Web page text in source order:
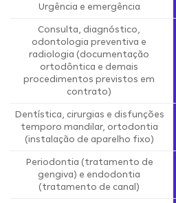
Urgência e emergência
Consulta, diagnóstico,
odontologia preventiva e
radiologia (documentação
ortodôntica e demais
procedimentos previstos em
contrato)
Dentística, cirurgias e disfunções
temporo mandilar, ortodontia
(instalação de aparelho fixo)
Periodontia (tratamento de
gengiva) e endodontia
(tratamento de canal)